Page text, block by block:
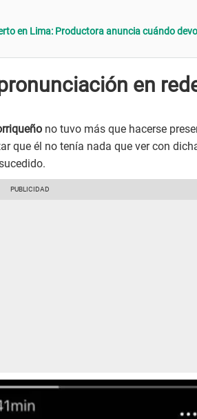
en Lima: Productora anuncia cuándo
en
no tuvo más que hacerse
que él no tenía nada que ver con